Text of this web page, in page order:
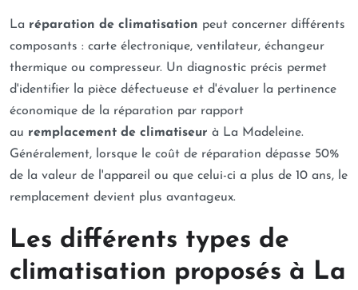
La réparation de climatisation peut concerner différents
composants : carte électronique, ventilateur, échangeur
thermique ou compresseur. Un diagnostic précis permet
d'identifier la pièce défectueuse et d'évaluer la pertinence
économique de la réparation par rapport
au remplacement de climatiseur à La Madeleine.
Généralement, lorsque le coût de réparation dépasse 50%
de la valeur de l'appareil ou que celui-ci a plus de 10 ans, le
remplacement devient plus avantageux.
Les différents types de
climatisation proposés à La